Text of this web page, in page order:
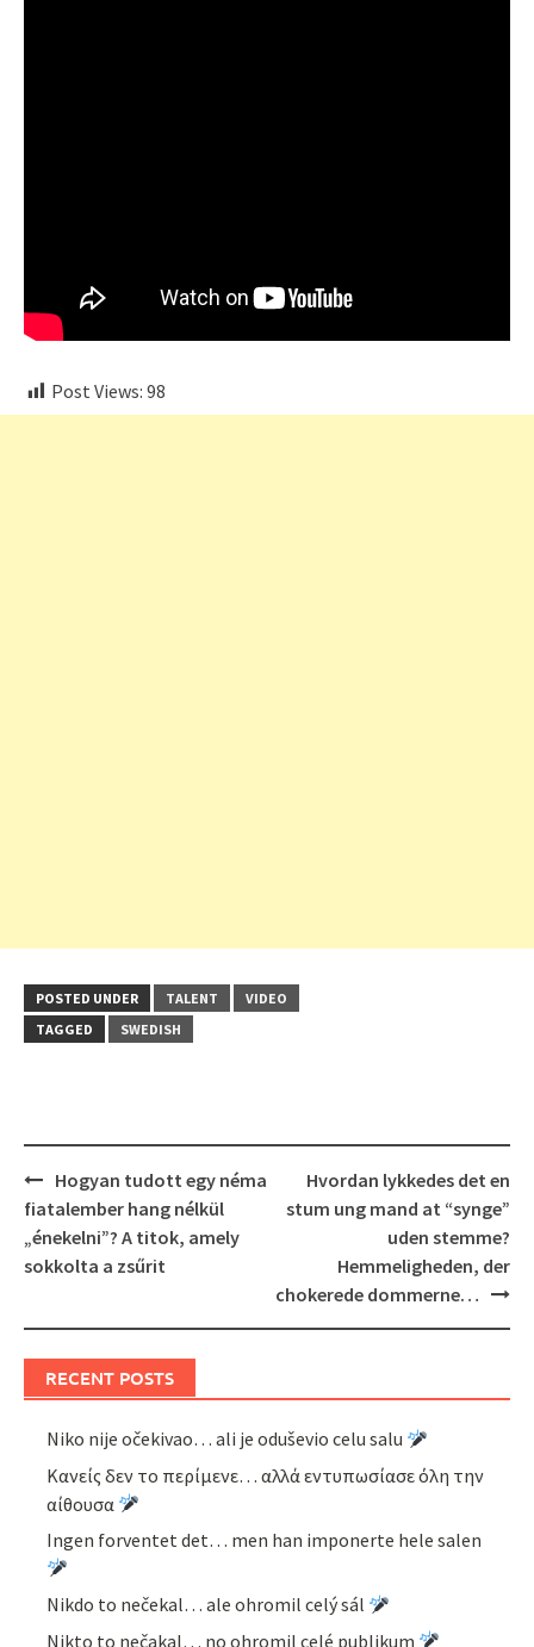
Post Views: 98
POSTED UNDER TALENT
VIDEO
TAGGED
SWEDISH
Post
navigation
Hogyan tudott egy néma
fiatalember hang nélkül
„énekelni”? A titok, amely
sokkolta a zsűrit
Hvordan lykkedes det en
stum ung mand at “synge”
uden stemme?
Hemmeligheden, der
chokerede dommerne…
RECENT POSTS
Niko nije očekivao… ali je oduševio celu salu
Κανείς δεν το περίμενε… αλλά εντυπωσίασε όλη την
αίθουσα
Ingen forventet det… men han imponerte hele salen
Nikdo to nečekal… ale ohromil celý sál
Nikto to nečakal… no ohromil celé publikum